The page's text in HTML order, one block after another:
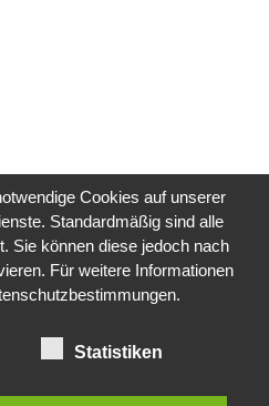
Cookies auf unserer
Standardmäßig sind alle
Sie können diese jedoch nach
Für weitere Informationen
Statistiken